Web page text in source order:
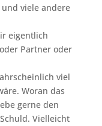
und viele andere
eigentlich
Partner oder
viel
Woran das
gerne den
Vielleicht